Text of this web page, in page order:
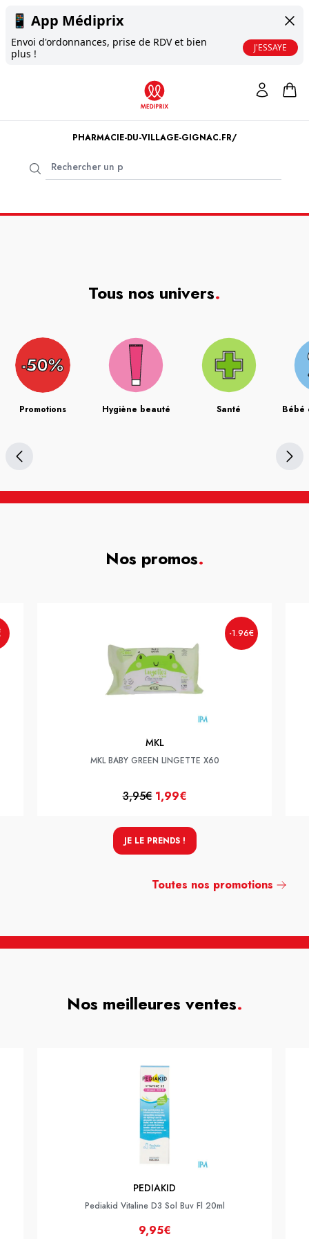
📱 App Médiprix
Envoi d'ordonnances, prise de RDV et bien
plus !
J'ESSAYE
PHARMACIE-DU-VILLAGE-GIGNAC.FR/
Tous nos univers.
Promotions Hygiène beauté Santé Bébé
Nos promos.
-1.96€
MKL
MKL BABY GREEN LINGETTE X60
3,95€ 1,99€
JE LE PRENDS !
Toutes nos promotions
Nos meilleures ventes.
PEDIAKID
Pediakid Vitaline D3 Sol Buv Fl 20ml
9,95€